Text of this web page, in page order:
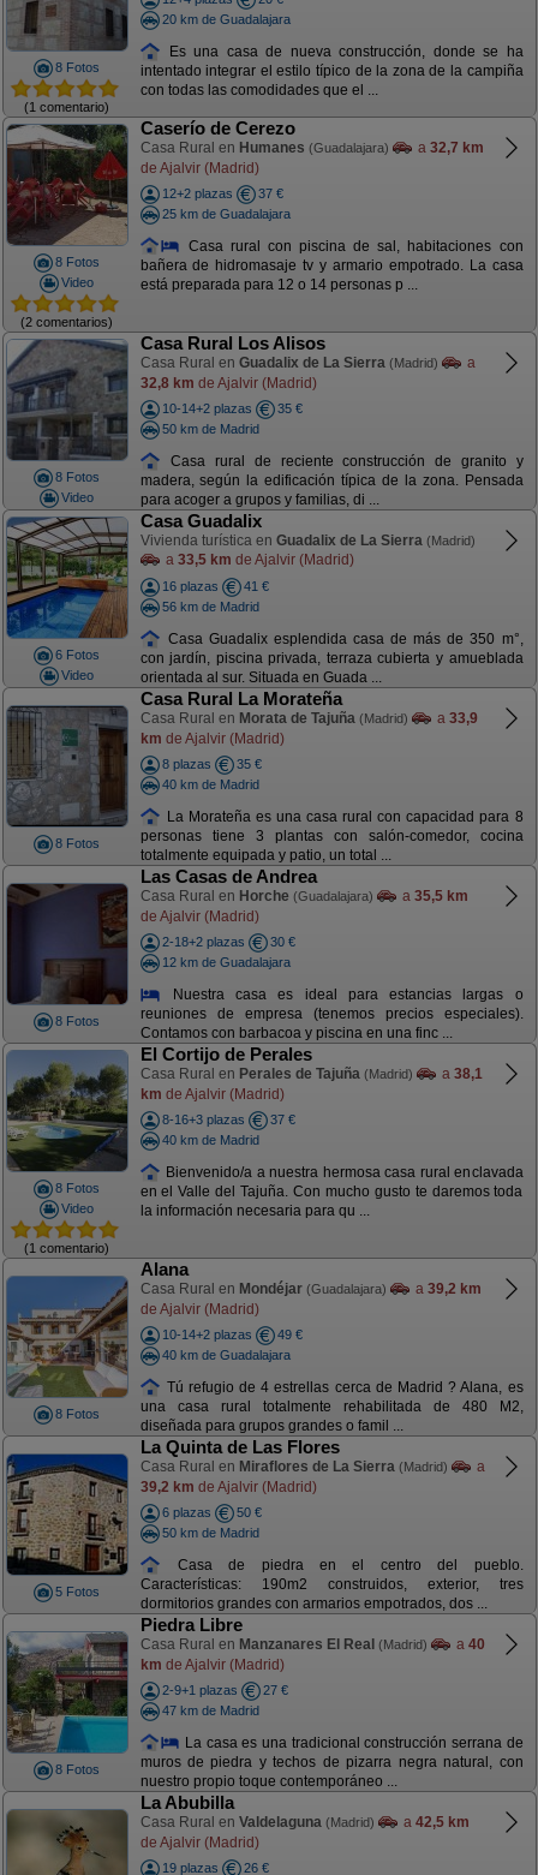
8 Fotos
(1 comentario)
20 km de Guadalajara
Es una casa de nueva construcción, donde se ha
intentado integrar el estilo típico de la zona de la campiña
con todas las comodidades que el ...
8 Fotos
Video
(2 comentarios)
Caserío de Cerezo
Casa Rural en Humanes (Guadalajara) a 32,7 km
de Ajalvir (Madrid)
12+2 plazas
37 €
25 km de Guadalajara
Casa rural con piscina de sal, habitaciones con
bañera de hidromasaje tv y armario empotrado. La casa
está preparada para 12 o 14 personas p ...
8 Fotos
Video
Casa Rural Los Alisos
Casa Rural en Guadalix de La Sierra (Madrid)
a
32,8 km de Ajalvir (Madrid)
10-14+2 plazas
35 €
50 km de Madrid
Casa rural de reciente construcción de granito y
madera, según la edificación típica de la zona. Pensada
para acoger a grupos y familias, di ...
6 Fotos
Video
Casa Guadalix
Vivienda turística en Guadalix de La Sierra (Madrid)
a 33,5 km de Ajalvir (Madrid)
16 plazas
41 €
56 km de Madrid
Casa Guadalix esplendida casa de más de 350 m°,
con jardín, piscina privada, terraza cubierta y amueblada
orientada al sur. Situada en Guada ...
8 Fotos
Casa Rural La Morateña
Casa Rural en Morata de Tajuña (Madrid) a 33,9
km de Ajalvir (Madrid)
8 plazas
35 €
40 km de Madrid
La Morateña es una casa rural con capacidad para 8
personas tiene 3 plantas con salón-comedor, cocina
totalmente equipada y patio, un total ...
8 Fotos
Las Casas de Andrea
Casa Rural en Horche (Guadalajara) a 35,5 km
de Ajalvir (Madrid)
2-18+2 plazas
30 €
12 km de Guadalajara
Nuestra casa es ideal para estancias largas o
reuniones de empresa (tenemos precios especiales).
Contamos con barbacoa y piscina en una finc ...
8 Fotos
Video
(1 comentario)
El Cortijo de Perales
Casa Rural en Perales de Tajuña (Madrid) a 38,1
km de Ajalvir (Madrid)
8-16+3 plazas
37 €
40 km de Madrid
Bienvenido/a a nuestra hermosa casa rural enclavada
en el Valle del Tajuña. Con mucho gusto te daremos toda
la información necesaria para qu ...
8 Fotos
Alana
Casa Rural en Mondéjar (Guadalajara) a 39,2 km
de Ajalvir (Madrid)
10-14+2 plazas
49 €
40 km de Guadalajara
Tú refugio de 4 estrellas cerca de Madrid ? Alana, es
una casa rural totalmente rehabilitada de 480 M2,
diseñada para grupos grandes o famil ...
5 Fotos
La Quinta de Las Flores
Casa Rural en Miraflores de La Sierra (Madrid)
a
39,2 km de Ajalvir (Madrid)
6 plazas
50 €
50 km de Madrid
Casa de piedra en el centro del pueblo.
Características: 190m2 construidos, exterior, tres
dormitorios grandes con armarios empotrados, dos ...
8 Fotos
Piedra Libre
Casa Rural en Manzanares El Real (Madrid) a 40
km de Ajalvir (Madrid)
2-9+1 plazas
27 €
47 km de Madrid
La casa es una tradicional construcción serrana de
muros de piedra y techos de pizarra negra natural, con
nuestro propio toque contemporáneo ...
La Abubilla
Casa Rural en Valdelaguna (Madrid) a 42,5 km
de Ajalvir (Madrid)
19 plazas 26 €